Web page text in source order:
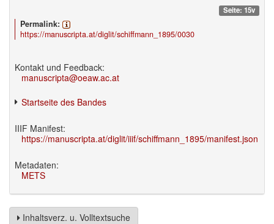
Seite: 15v
Permalink:
https://manuscripta.at/diglit/schiffmann_1895/0030
Kontakt und Feedback:
manuscripta@oeaw.ac.at
Startseite des Bandes
IIIF Manifest:
https://manuscripta.at/diglit/iiif/schiffmann_1895/manifest.json
Metadaten:
METS
Inhaltsverz. u. Volltextsuche